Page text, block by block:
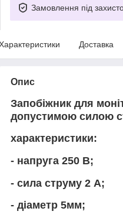
Замовлення під
Доставка
Опис
Запобіжник для
допустимою силою
характеристики:
- напруга 250 В;
- сила струму 2 А;
- діаметр 5мм;